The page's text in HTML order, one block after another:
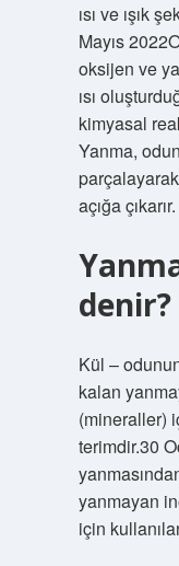
ısı ve ışık
Mayıs
oksijen ve
ısı
kimyasal
Yanma,
parçalayarak
açığa çıkarır.
denir?
Kül –
kalan
(mineraller)
terimdir.30
yanmayan
için